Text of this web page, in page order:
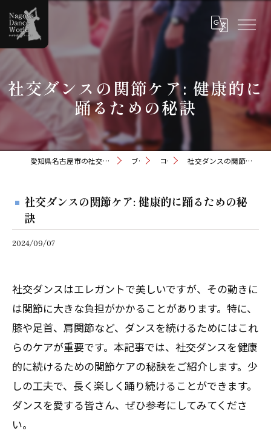
社交ダンスの関節ケア: 健康的に
踊るための秘訣
愛知県名古屋市の社交ダンスならナゴヤダンスワールド ブログ コラム 社交ダンスの関節ケア: 健康的に踊るための秘訣
社交ダンスの関節ケア: 健康的に踊るための秘
訣
2024/09/07
社交ダンスはエレガントで美しいですが、その動きに
は関節に大きな負担がかかることがあります。特に、
膝や足首、肩関節など、ダンスを続けるためにはこれ
らのケアが重要です。本記事では、社交ダンスを健康
的に続けるための関節ケアの秘訣をご紹介します。少
しの工夫で、長く楽しく踊り続けることができます。
ダンスを愛する皆さん、ぜひ参考にしてみてくださ
い。